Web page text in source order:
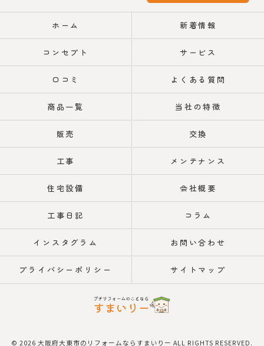
ホーム 新着情報
コンセプト サービス
口コミ よくある質問
商品一覧 当社の特徴
販売 交換
工事 メンテナンス
住宅設備 会社概要
工事日記 コラム
インスタグラム お問い合わせ
プライバシーポリシー サイトマップ
© 2026 大阪府大東市のリフォームならすまいりー ALL RIGHTS RESERVED.